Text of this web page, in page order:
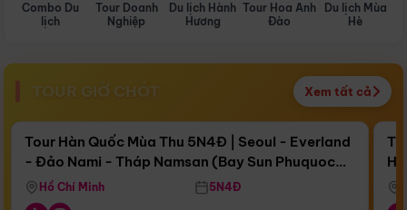
Combo Du
lịch
Tour Doanh
Nghiệp
Du lịch Hành
Hương
Tour Hoa Anh
Đào
Du lịch Mùa
Hè
TOUR GIỜ CHÓT Xem tất cả
Còn17 ngày 16:34:58
Bay Sun Phuquoc Airways
Điểm nổi bật
Tour Hàn Quốc Mùa Thu 5N4Đ | Seoul - Everland
- Đảo Nami - Tháp Namsan (Bay Sun Phuquoc
Airways)
Hồ Chí Minh 5N4Đ